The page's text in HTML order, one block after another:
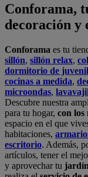
Conforama,
decoración y
Conforama es tu
sillón, sillón relax,
dormitorio de juvenil
cocinas a medida,
microondas,
Descubre nuestra
para tu hogar, con los
espacio en el que
habitaciones,
escritorio. Además,
artículos, tener el
y aprovechar tu jardín